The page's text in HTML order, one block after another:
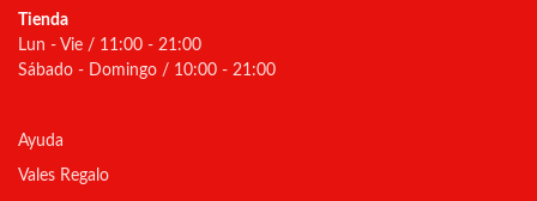
Tienda
Lun - Vie / 11:00 - 21:00
Sábado - Domingo / 10:00 - 21:00
Ayuda
Vales Regalo